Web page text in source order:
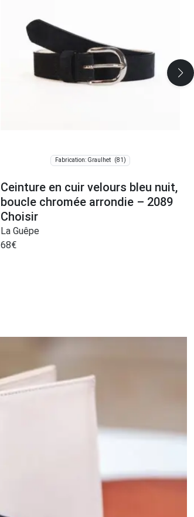
Fabrication: Graulhet (81)
Ceinture en cuir velours bleu nuit,
boucle chromée arrondie – 2089
Choisir
La Guêpe
68€